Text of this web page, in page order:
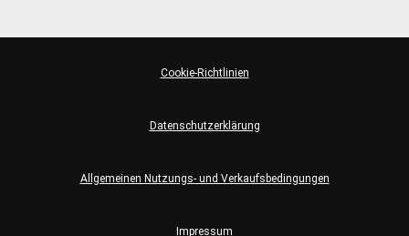
Impressum
Allgemeinen Nutzungs- und Verkaufsbedingungen
Datenschutzerklärung
Cookie-Richtlinien